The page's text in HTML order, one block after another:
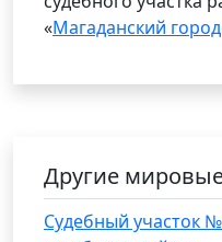
«Магаданский
Другие
Судебный участок